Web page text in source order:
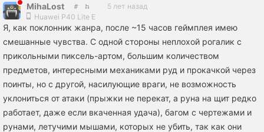
MihaLost
5 лет назад
Huawei P40 Lite E
Я, как поклонник жанра, после ~15 часов геймплея имею
смешанные чувства. С одной стороны неплохой рогалик с
прикольными пиксель-артом, большим количеством
предметов, интересными механиками руд и прокачкой через
поинты, но с другой, насилующие враги, не возможность
уклониться от атаки (прыжки не перекат, а руна на щит редко
работает, даже если вкаченная удача), багом с чертежами и
рунами, летучими мышами, которых не убить, так как они